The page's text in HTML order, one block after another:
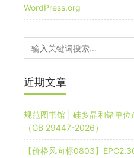
WordPress.org
近期文章
规范图书馆 | 硅多晶和锗单位
（GB 29447-2026）
【价格风向标0803】